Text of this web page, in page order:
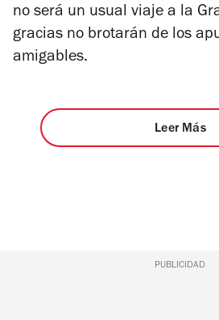
no será un usual viaje a la
gracias no brotarán de los
amigables.
Leer Más
PUBLICIDAD